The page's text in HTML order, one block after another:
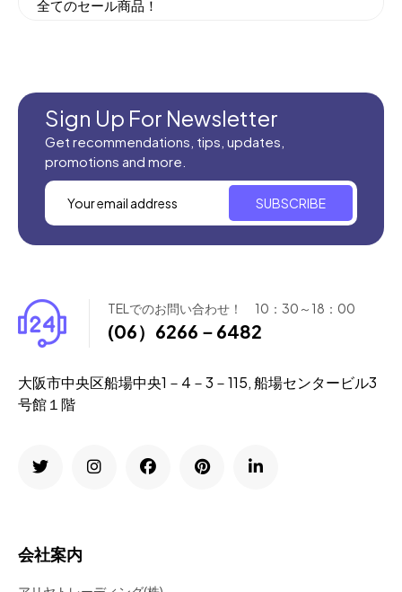
全てのセール商品！
Sign Up For Newsletter
Get recommendations, tips, updates,
promotions and more.
SUBSCRIBE
TELでのお問い合わせ！ 10：30～18：00
(06）6266－6482
大阪市中央区船場中央1－4－3－115, 船場センタービル3
号館１階
会社案内